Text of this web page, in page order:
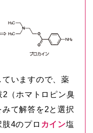
いますので、薬
（ホマトロピン臭
て解答を2と選択
4のプロ カイン塩